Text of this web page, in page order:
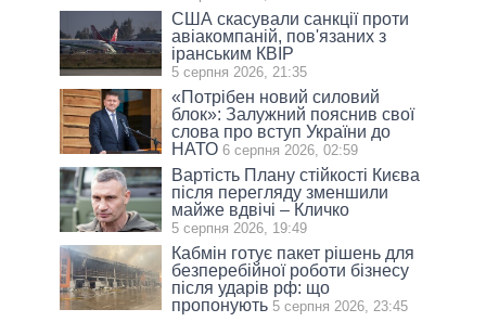
США скасували санкції проти
авіакомпаній, пов'язаних з
іранським КВІР
5 серпня 2026, 21:35
«Потрібен новий силовий
блок»: Залужний пояснив свої
слова про вступ України до
НАТО 6 серпня 2026, 02:59
Вартість Плану стійкості Києва
після перегляду зменшили
майже вдвічі – Кличко
5 серпня 2026, 19:49
Кабмін готує пакет рішень для
безперебійної роботи бізнесу
після ударів рф: що
пропонують 5 серпня 2026, 23:45